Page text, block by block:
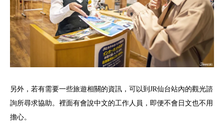
另外，若有需要一些旅遊相關的資訊，可以到JR仙台站內的觀光諮
詢所尋求協助。裡面有會說中文的工作人員，即便不會日文也不用
擔心。